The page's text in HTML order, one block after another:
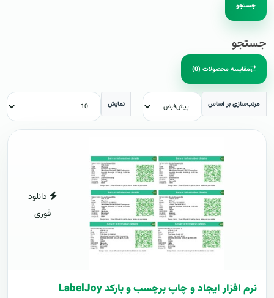
جستجو
جستجو
مقایسه محصولات (0)
مرتب‌سازی بر اساس نمایش
دانلود
فوری
نرم افزار ایجاد و چاپ برچسب و بارکد LabelJoy